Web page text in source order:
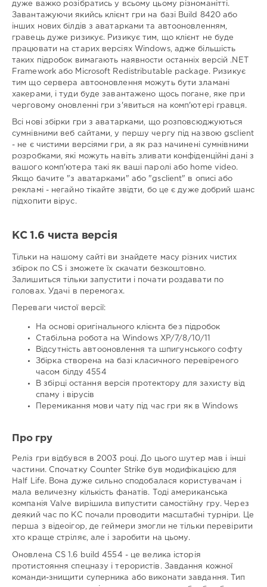
дуже важко розібратись у всьому цьому різноманітті.
Завантажуючи якийсь клієнт гри на базі Build 8420 або
інших нових білдів з аватарками та автооновленням,
гравець дуже ризикує. Ризикує тим, що клієнт не буде
працювати на старих версіях Windows, адже більшість
таких підробок вимагають наявности останніх версій .NET
Framework або Microsoft Redistributable package. Ризикує
тим що сервера автооновлення можуть бути зламані
хакерами, і туди буде завантажено щось погане, яке при
черговому оновленні гри з'явиться на комп'ютері гравця.
Всі нові збірки гри з аватарками, що розповсюджуються
сумнівними веб сайтами, у першу чергу під назвою gsclient
- не є чистими версіями гри, а як раз начинені сумнівними
розробками, які можуть навіть зливати конфіденційні дані з
вашого комп'ютера такі як ваші паролі або home video.
Якщо бачите "з аватарками" або "gsclient" в описі або
рекламі - негайно тікайте звідти, бо це є дуже добрий шанс
підхопити вірус.
КС 1.6 чиста версія
Тільки на нашому сайті ви знайдете масу різних чистих
збірок по CS і зможете їх скачати безкоштовно.
Залишиться тільки запустити і почати роздавати по
головах. Удачі в перемогах.
Переваги чистої версії:
На основі оригінального клієнта без підробок
Стабільна робота на Windows XP/7/8/10/11
Відсутність автооновлення та шпигунського софту
Збірка створена на базі класичного перевіреного
часом білду 4554
В збірці остання версія протектору для захисту від
спаму і вірусів
Перемикання мови чату під час гри як в Windows
Про гру
Реліз гри відбувся в 2003 році. До цього шутер мав і інші
частини. Спочатку Counter Strike був модифікацією для
Half Life. Вона дуже сильно сподобалася користувачам і
мала величезну кількість фанатів. Тоді американська
компанія Valve вирішила випустити самостійну гру. Через
деякий час по КС почали проводити масштабні турніри. Це
перша з відеоігор, де геймери змогли не тільки перевірити
хто краще стріляє, але і заробити на цьому.
Оновлена CS 1.6 build 4554 - це велика історія
протистояння спецназу і терористів. Завдання кожної
команди-знищити суперника або виконати завдання. Тип